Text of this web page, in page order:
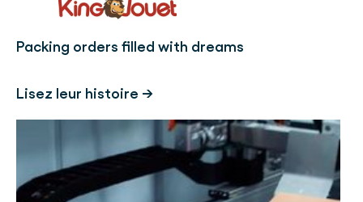
Packing orders filled with dreams
Lisez leur histoire →